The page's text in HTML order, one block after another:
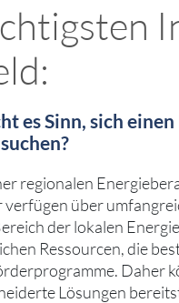
es Sinn, sich
regionalen
über
der lokalen
Ressourcen, die
Daher
Lösungen